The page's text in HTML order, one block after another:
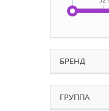
БРЕНД
ГРУППА